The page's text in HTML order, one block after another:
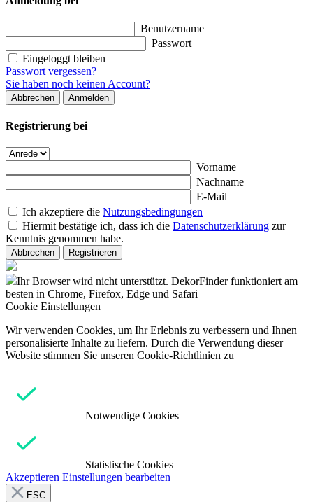
Benutzername
Passwort
Eingeloggt bleiben
Passwort vergessen?
Sie haben noch keinen Account?
Abbrechen Anmelden
Registrierung bei
Vorname
Nachname
E-Mail
Ich akzeptiere die Nutzungsbedingungen
Hiermit bestätige ich, dass ich die Datenschutzerklärung zur
Kenntnis genommen habe.
Abbrechen Registrieren
Ihr Browser wird nicht unterstützt. DekorFinder funktioniert am
besten in Chrome, Firefox, Edge und Safari
Cookie Einstellungen
Wir verwenden Cookies, um Ihr Erlebnis zu verbessern und Ihnen
personalisierte Inhalte zu liefern. Durch die Verwendung dieser
Website stimmen Sie unseren Cookie-Richtlinien zu
Notwendige Cookies
Statistische Cookies
Akzeptieren Einstellungen bearbeiten
ESC